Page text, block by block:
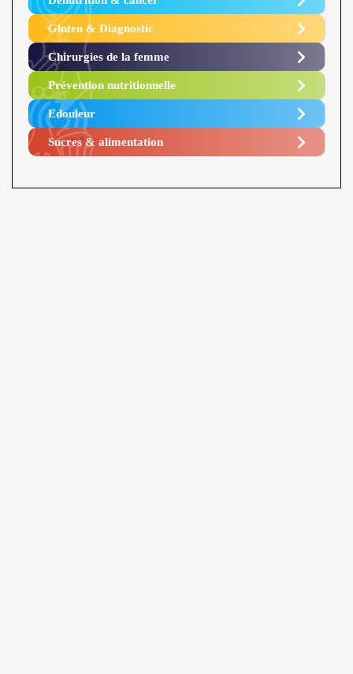
Gluten & Diagnostic
Chirurgies de la femme
Prévention nutritionnelle
Edouleur​
Sucres & alimentation​